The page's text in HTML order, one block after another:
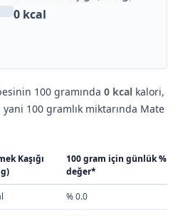
0 kcal
100 gramında 0 kcal kalori,
yani 100 gramlık miktarında Mate
Kaşığı
100 gram için günlük %
değer*
% 0.0